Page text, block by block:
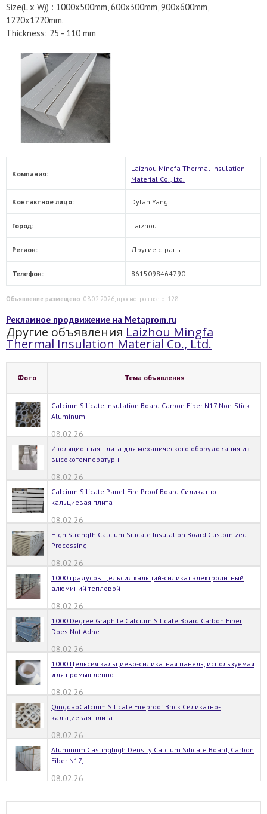
Size(L x W)) : 1000x500mm, 600x300mm, 900x600mm,
1220x1220mm.
Thickness: 25 - 110 mm
Компания:
Laizhou Mingfa Thermal Insulation
Material Co., Ltd.
Контактное лицо: Dylan Yang
Город: Laizhou
Регион: Другие страны
Телефон: 8615098464790
Объявление размещено: 08.02.2026, просмотров всего: 128.
Рекламное продвижение на Metaprom.ru
Другие объявления Laizhou Mingfa
Thermal Insulation Material Co., Ltd.
Фото Тема объявления
Calcium Silicate Insulation Board Carbon Fiber N17 Non-Stick
Aluminum
08.02.26
Изоляционная плита для механического оборудования из
высокотемпературн
08.02.26
Calcium Silicate Panel Fire Proof Board Силикатно-
кальциевая плита
08.02.26
High Strength Calcium Silicate Insulation Board Customized
Processing
08.02.26
1000 градусов Цельсия кальций-силикат электролитный
алюминий тепловой
08.02.26
1000 Degree Graphite Calcium Silicate Board Carbon Fiber
Does Not Adhe
08.02.26
1000 Цельсия кальциево-силикатная панель, используемая
для промышленно
08.02.26
QingdaoCalcium Silicate Fireproof Brick Силикатно-
кальциевая плита
08.02.26
Aluminum Castinghigh Density Calcium Silicate Board, Carbon
Fiber N17,
08.02.26